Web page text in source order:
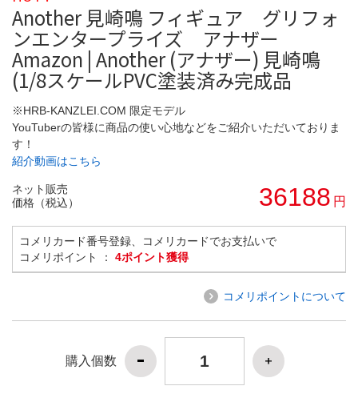
Another 見崎鳴 フィギュア グリフォ
ンエンタープライズ アナザー
Amazon | Another (アナザー) 見崎鳴
(1/8スケールPVC塗装済み完成品
※HRB-KANZLEI.COM 限定モデル
YouTuberの皆様に商品の使い心地などをご紹介いただいておりま
す！
紹介動画はこちら
ネット販売
価格（税込）
36188 円
コメリカード番号登録、コメリカードでお支払いで
コメリポイント ： 4ポイント獲得
コメリポイントについて
購入個数